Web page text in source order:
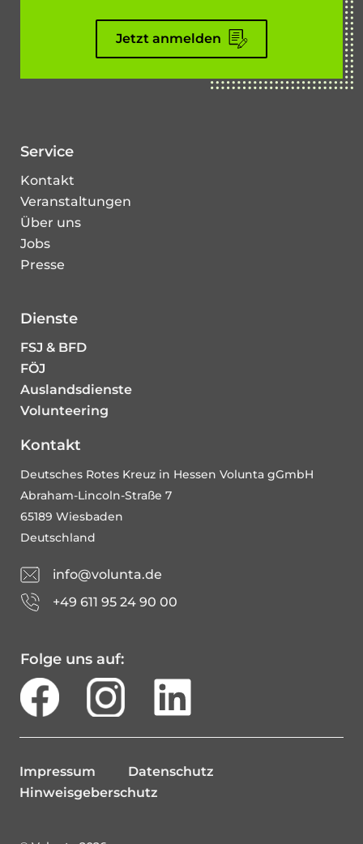
Jetzt anmelden
Service
Kontakt
Veranstaltungen
Über uns
Jobs
Presse
Dienste
FSJ & BFD
FÖJ
Auslandsdienste
Volunteering
Kontakt
Deutsches Rotes Kreuz in Hessen Volunta gGmbH
Abraham-Lincoln-Straße 7
65189 Wiesbaden
Deutschland
info@volunta.de
+49 611 95 24 90 00
Folge uns auf:
Impressum
Datenschutz
Hinweisgeberschutz